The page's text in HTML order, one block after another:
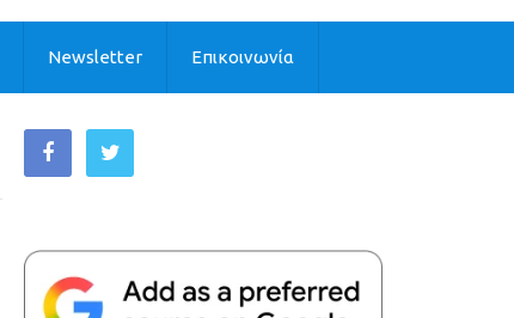
Newsletter Επικοινωνία